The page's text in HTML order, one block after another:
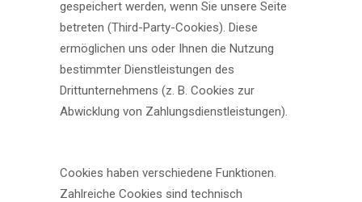
gespeichert werden, wenn Sie unsere Seite
betreten (Third-Party-Cookies). Diese
ermöglichen uns oder Ihnen die Nutzung
bestimmter Dienstleistungen des
Drittunternehmens (z. B. Cookies zur
Abwicklung von Zahlungsdienstleistungen).
Cookies haben verschiedene Funktionen.
Zahlreiche Cookies sind technisch